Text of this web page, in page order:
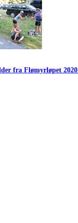
fra Flømyrløpet 2020